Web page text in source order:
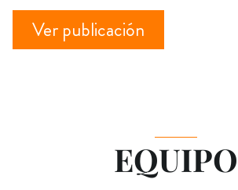
Ver publicación
EQUIPO